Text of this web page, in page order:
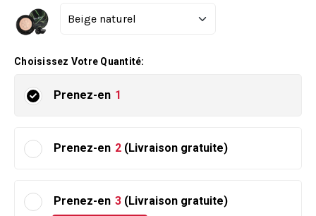
Choisissez Votre Quantité:
Prenez-en 1
Prenez-en 2 (Livraison gratuite)
Prenez-en 3 (Livraison gratuite)